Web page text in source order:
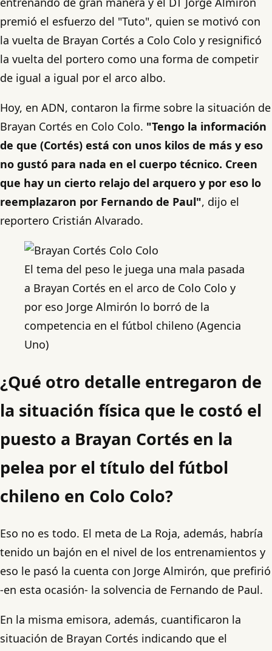
premió el esfuerzo del "Tuto", quien se motivó con
la vuelta de Brayan Cortés a Colo Colo y resignificó
la vuelta del portero como una forma de competir
de igual a igual por el arco albo.
Hoy, en ADN, contaron la firme sobre la situación de
Brayan Cortés en Colo Colo. "Tengo la información
de que (Cortés) está con unos kilos de más y eso
no gustó para nada en el cuerpo técnico. Creen
que hay un cierto relajo del arquero y por eso lo
reemplazaron por Fernando de Paul", dijo el
reportero Cristián Alvarado.
El tema del peso le juega una mala pasada
a Brayan Cortés en el arco de Colo Colo y
por eso Jorge Almirón lo borró de la
competencia en el fútbol chileno (Agencia
Uno)
¿Qué otro detalle entregaron de
la situación física que le costó el
puesto a Brayan Cortés en la
pelea por el título del fútbol
chileno en Colo Colo?
Eso no es todo. El meta de La Roja, además, habría
tenido un bajón en el nivel de los entrenamientos y
eso le pasó la cuenta con Jorge Almirón, que prefirió
-en esta ocasión- la solvencia de Fernando de Paul.
En la misma emisora, además, cuantificaron la
situación de Brayan Cortés indicando que el